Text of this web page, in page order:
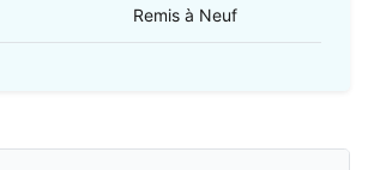
Remis à Neuf